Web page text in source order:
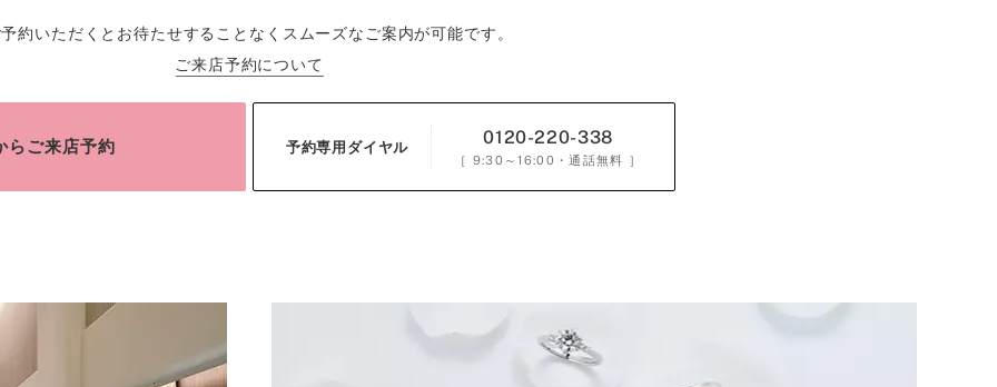
約いただくとお待たせすることなくスムーズなご案内が可能です。
ご来店予約について
らご来店予約 予約専用ダイヤル 0120-220-338
［ 9:30～16:00 ・通話無料 ］